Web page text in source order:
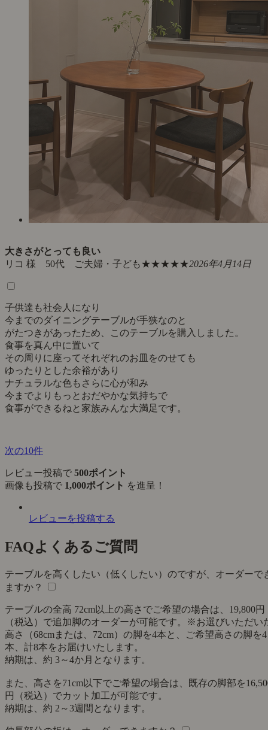
大きさがとっても良い
リコ 様 50代 ご夫婦・子ども★★★★★2026年4月14日
子供達も社会人になり
今までのダイニングテーブルが手狭なのと
がたつきがあったため、このテーブルを購入しました。
食事を真ん中に置いて
その周りに座ってそれぞれのお皿をのせても
ゆったりとした余裕があり
ナチュラルな色もさらに心が和み
今までよりもっとおだやかな気持ちで
食事ができるねと家族みんな大満足です。
次の10件
レビュー投稿で 500ポイント
画像も投稿で 1,000ポイント を進呈！
レビューを投稿する
FAQよくあるご質問
テーブルを高くしたい（低くしたい）のですが、オーダーで
ますか？
テーブルの全高 72cm以上の高さでご希望の場合は、19,800円
（税込）で追加脚のオーダーが可能です。※お選びいただい
高さ（68cmまたは、72cm）の脚を4本と、ご希望高さの脚を4
本、計8本をお届けいたします。
納期は、約 3～4か月となります。
また、高さを71cm以下でご希望の場合は、既存の脚部を
円（税込）でカット加工が可能です。
納期は、約 2～3週間となります。